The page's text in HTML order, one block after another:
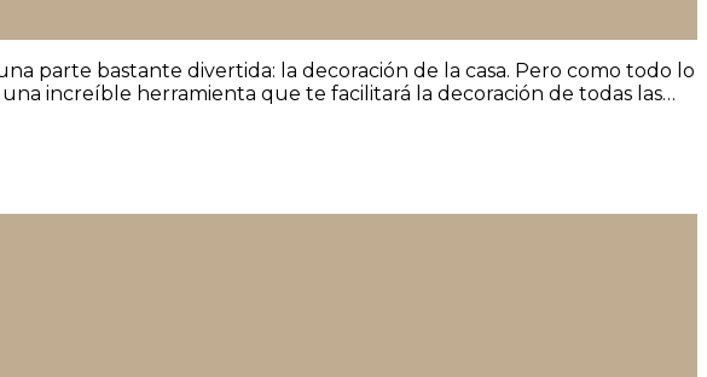
parte bastante divertida: la decoración de la casa. Pero como todo lo
increíble herramienta que te facilitará la decoración de todas las…